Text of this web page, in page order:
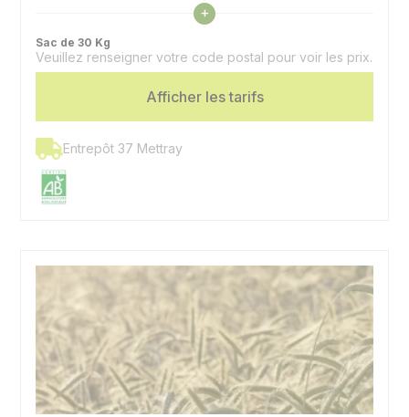
Voir les caractéristiques
+
Sac de 30 Kg
Veuillez renseigner votre code postal pour voir les prix.
Afficher les tarifs
Entrepôt 37 Mettray